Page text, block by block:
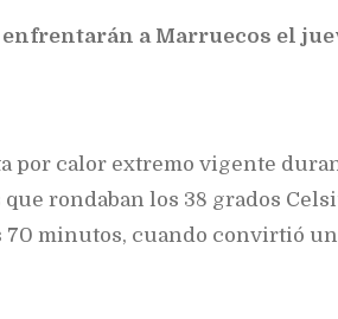
enfrentarán a Marruecos el
por calor extremo vigente
rondaban los 38 grados
70 minutos, cuando convirtió